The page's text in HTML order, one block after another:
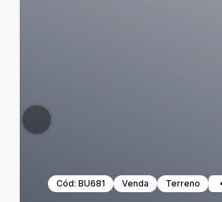
Cód: BU681 Venda Terreno